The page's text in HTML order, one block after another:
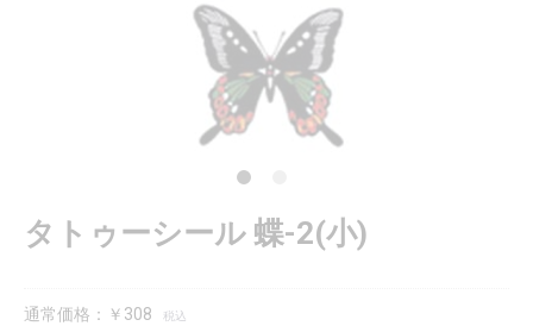
タトゥーシール 蝶-2(小)
通常価格：￥308 税込